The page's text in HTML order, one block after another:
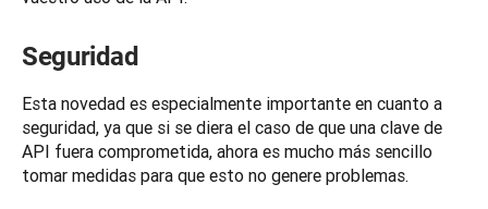
Seguridad
Esta novedad es especialmente importante en cuanto a
seguridad, ya que si se diera el caso de que una clave de
API fuera comprometida, ahora es mucho más sencillo
tomar medidas para que esto no genere problemas.